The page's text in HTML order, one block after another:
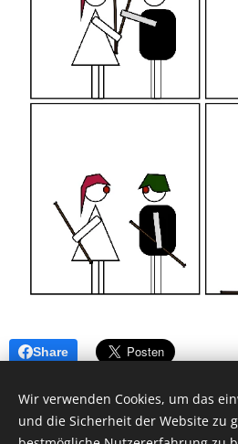
Share
Wir verwenden Cookies, um das
und die Sicherheit der Website zu